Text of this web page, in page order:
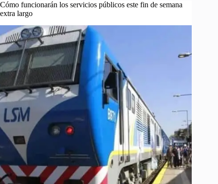
Cómo funcionarán los servicios públicos este fin de semana
extra largo